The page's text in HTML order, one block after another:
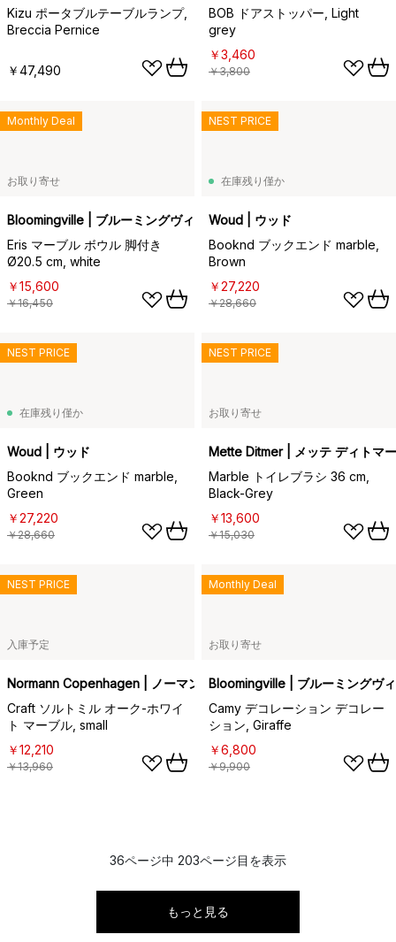
Kizu ポータブルテーブルランプ,
Breccia Pernice
￥47,490
BOB ドアストッパー, Light
grey
￥3,460
￥3,800
お取り寄せ
Bloomingville | ブルーミングヴィル
Eris マーブル ボウル 脚付き
Ø20.5 cm, white
￥15,600
￥16,450
Monthly Deal
在庫残り僅か
Woud | ウッド
Booknd ブックエンド marble,
Brown
￥27,220
￥28,660
NEST PRICE
在庫残り僅か
Woud | ウッド
Booknd ブックエンド marble,
Green
￥27,220
￥28,660
NEST PRICE
お取り寄せ
Mette Ditmer | メッテ ディトマー
Marble トイレブラシ 36 cm,
Black-Grey
￥13,600
￥15,030
NEST PRICE
入庫予定
Normann Copenhagen | ノーマンコペンハーゲン
Craft ソルトミル オーク-ホワイ
ト マーブル, small
￥12,210
￥13,960
NEST PRICE
お取り寄せ
Bloomingville | ブルーミングヴ
Camy デコレーション デコレー
ション, Giraffe
￥6,800
￥9,900
Monthly Deal
36ページ中 203ページ目を表示
もっと見る